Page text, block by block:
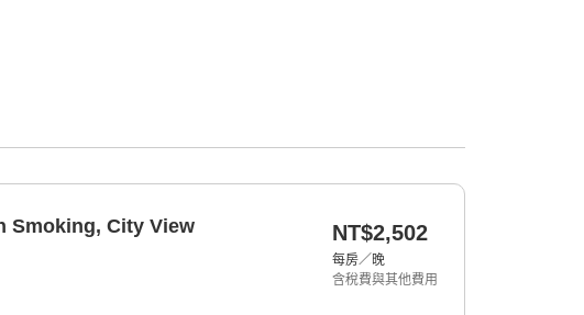
Smoking, City View NT$2,502
每房／晚
含稅費與其他費用